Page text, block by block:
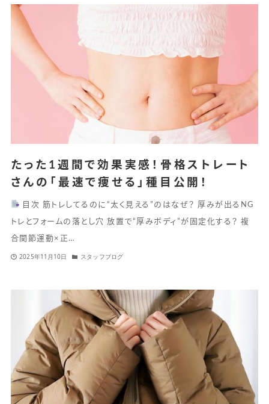
たった1週間で効果実感！骨格ストレート
さんの「最速で痩せる」種目公開！
目次 筋トレしてるのに“太く見える”のはなぜ？ 厚みが出るNG
トレとフォームの落とし穴 放置で“厚みボディ”が固定化する？ 複
合関節運動×正…
2025年11月10日 スタッフブログ